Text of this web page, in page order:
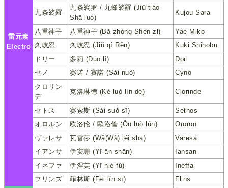
雷元素
Electro
九条裟羅
九条裟罗 / 九條裟羅 (Jiǔ tiáo
Shā luó)
Kujou Sara
八重神子 八重神子 (Bā zhòng Shén zǐ)
Yae Miko
久岐忍
久岐忍 (Jiǔ qí Rěn)
Kuki Shinobu
ドリー
多莉 (Duō lì)
Dori
セノ
赛诺 / 賽諾 (Sài nuò)
Cyno
クロリン
デ
克洛琳德 (Kè luò lín dé) Clorinde
セトス 赛索斯 (Sài suǒ sī)
Sethos
オロルン
欧洛伦 / 歐洛倫 (Ōu luò lún)
Ororon
ヴァレサ
瓦雷莎 (Wǎ(Wà) léi shā)
Varesa
イアンサ
伊安珊 (Yī ān shān)
Iansan
イネファ
伊涅芙 (Yī niè fú)
Ineffa
フリンズ
菲林斯 (Fēi lín sī) Flins